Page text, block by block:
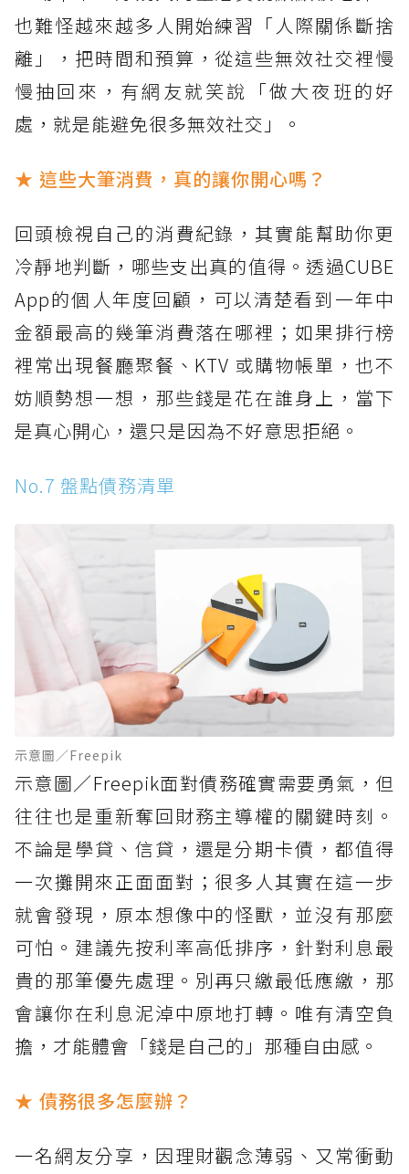
也難怪越來越多人開始練習「人際關係斷捨
離」，把時間和預算，從這些無效社交裡慢
慢抽回來，有網友就笑說「做大夜班的好
處，就是能避免很多無效社交」。
★ 這些大筆消費，真的讓你開心嗎？
回頭檢視自己的消費紀錄，其實能幫助你更
冷靜地判斷，哪些支出真的值得。透過CUBE
App的個人年度回顧，可以清楚看到一年中
金額最高的幾筆消費落在哪裡；如果排行榜
裡常出現餐廳聚餐、KTV 或購物帳單，也不
妨順勢想一想，那些錢是花在誰身上，當下
是真心開心，還只是因為不好意思拒絕。
No.7 盤點債務清單
示意圖／Freepik
示意圖／Freepik面對債務確實需要勇氣，但
往往也是重新奪回財務主導權的關鍵時刻。
不論是學貸、信貸，還是分期卡債，都值得
一次攤開來正面面對；很多人其實在這一步
就會發現，原本想像中的怪獸，並沒有那麼
可怕。建議先按利率高低排序，針對利息最
貴的那筆優先處理。別再只繳最低應繳，那
會讓你在利息泥淖中原地打轉。唯有清空負
擔，才能體會「錢是自己的」那種自由感。
★ 債務很多怎麼辦？
一名網友分享，因理財觀念薄弱、又常衝動